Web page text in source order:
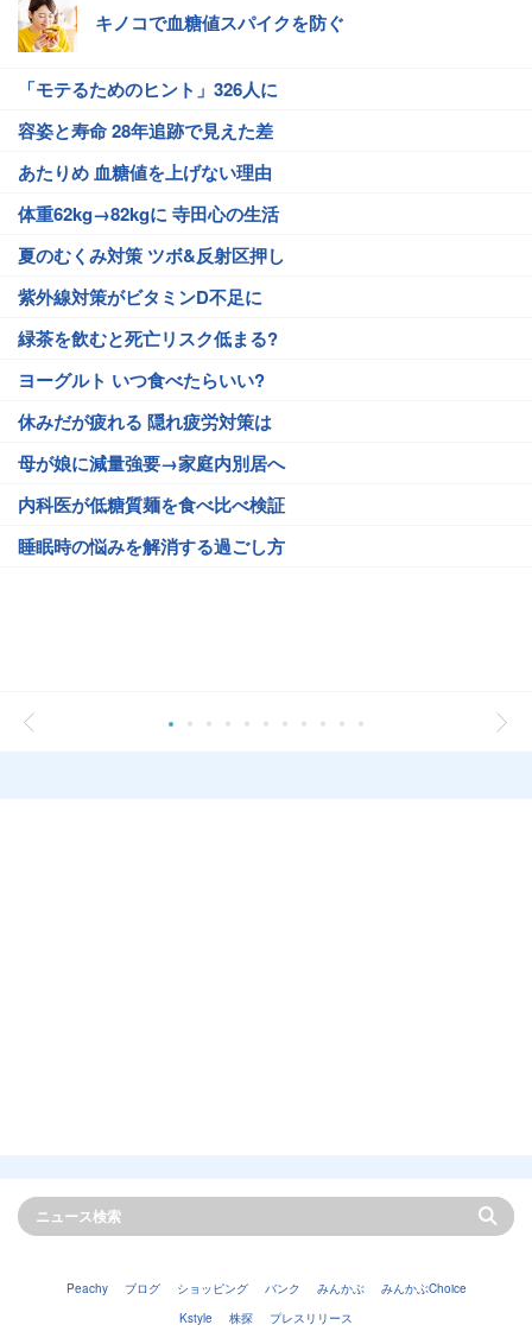
キノコで血糖値スパイクを防ぐ
「モテるためのヒント」326人に
容姿と寿命 28年追跡で見えた差
あたりめ 血糖値を上げない理由
体重62kg→82kgに 寺田心の生活
夏のむくみ対策 ツボ&反射区押し
紫外線対策がビタミンD不足に
緑茶を飲むと死亡リスク低まる?
ヨーグルト いつ食べたらいい?
休みだが疲れる 隠れ疲労対策は
母が娘に減量強要→家庭内別居へ
内科医が低糖質麺を食べ比べ検証
睡眠時の悩みを解消する過ごし方
Peachy ブログ ショッピング バンク みんかぶ
みんかぶChoice
Kstyle
株探 プレスリリース